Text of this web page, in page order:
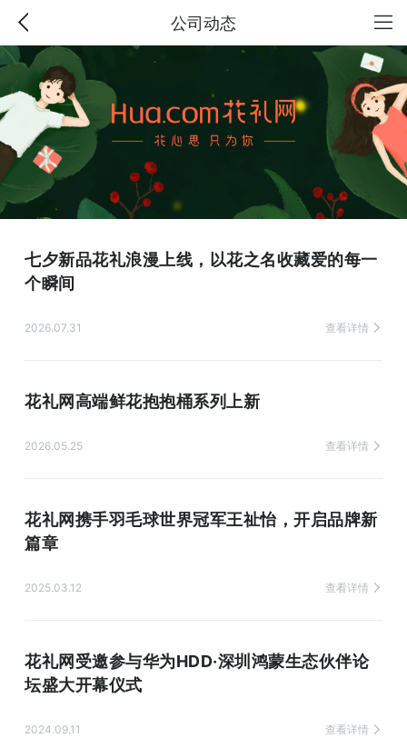
公司动态
七夕新品花礼浪漫上线，以花之名收藏爱的每一
个瞬间
2026.07.31 查看详情
花礼网高端鲜花抱抱桶系列上新
2026.05.25 查看详情
花礼网携手羽毛球世界冠军王祉怡，开启品牌新
篇章
2025.03.12 查看详情
花礼网受邀参与华为HDD·深圳鸿蒙生态伙伴论
坛盛大开幕仪式
2024.09.11 查看详情